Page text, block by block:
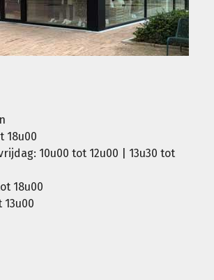
18u00
10u00 tot 12u00 | 13u30 tot
18u00
13u00